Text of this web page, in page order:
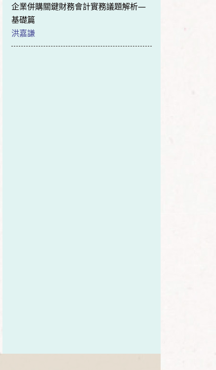
企業併購關鍵財務會計實務議題解析—
基礎篇
洪嘉謙